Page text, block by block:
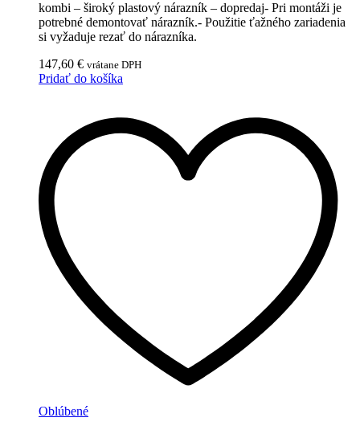
kombi – široký plastový nárazník – dopredaj- Pri montáži je
potrebné demontovať nárazník.- Použitie ťažného zariadenia
si vyžaduje rezať do nárazníka.
147,60 € vrátane DPH
Pridať do košíka
Oblúbené